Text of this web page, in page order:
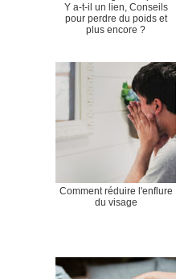
Y a-t-il un lien, Conseils
pour perdre du poids et
plus encore ?
Comment réduire l'enflure
du visage